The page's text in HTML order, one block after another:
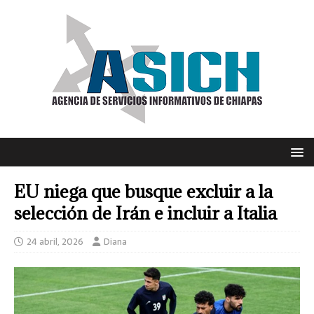
EU niega que busque excluir a la
selección de Irán e incluir a Italia
24 abril, 2026 Diana